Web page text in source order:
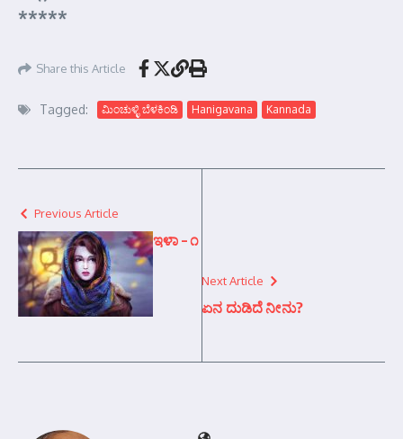
*****
Share this Article
Tagged: ಮಿಂಚುಳ್ಳಿ ಬೆಳಕಿಂಡಿ Hanigavana Kannada
Previous Article
ಇಳಾ – ೧
Next Article
ಏನ ದುಡಿದೆ ನೀನು?